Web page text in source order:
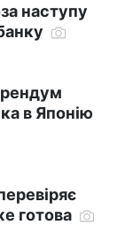
наступу
в Японію
готова